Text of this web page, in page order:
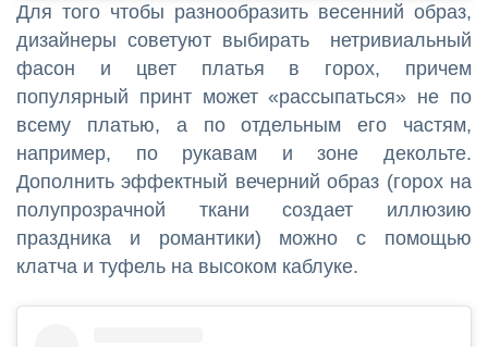
Для того чтобы разнообразить весенний образ,
дизайнеры советуют выбирать нетривиальный
фасон и цвет платья в горох, причем
популярный принт может «рассыпаться» не по
всему платью, а по отдельным его частям,
например, по рукавам и зоне декольте.
Дополнить эффектный вечерний образ (горох на
полупрозрачной ткани создает иллюзию
праздника и романтики) можно с помощью
клатча и туфель на высоком каблуке.